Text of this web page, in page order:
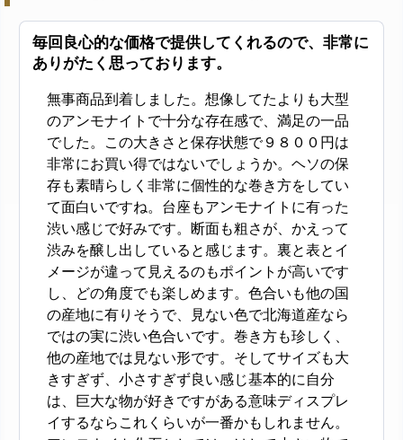
毎回良心的な価格で提供してくれるので、非常に
ありがたく思っております。
無事商品到着しました。想像してたよりも大型
のアンモナイトで十分な存在感で、満足の一品
でした。この大きさと保存状態で９８００円は
非常にお買い得ではないでしょうか。ヘソの保
存も素晴らしく非常に個性的な巻き方をしてい
て面白いですね。台座もアンモナイトに有った
渋い感じで好みです。断面も粗さが、かえって
渋みを醸し出していると感じます。裏と表とイ
メージが違って見えるのもポイントが高いです
し、どの角度でも楽しめます。色合いも他の国
の産地に有りそうで、見ない色で北海道産なら
ではの実に渋い色合いです。巻き方も珍しく、
他の産地では見ない形です。そしてサイズも大
きすぎず、小さすぎず良い感じ基本的に自分
は、巨大な物が好きですがある意味ディスプレ
イするならこれくらいが一番かもしれません。